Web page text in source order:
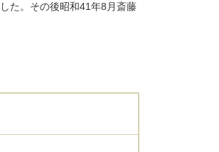
た。その後昭和41年8月斎藤